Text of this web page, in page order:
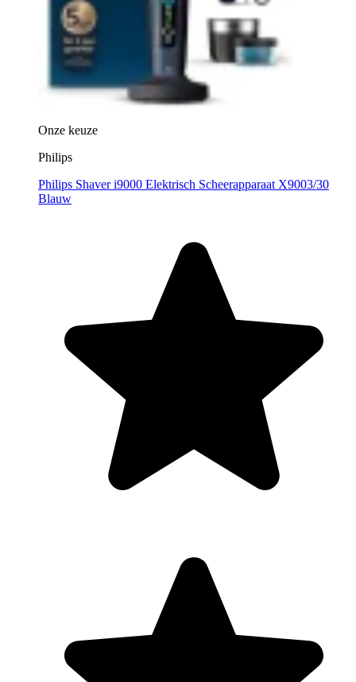
Onze keuze
Philips
Philips Shaver i9000 Elektrisch Scheerapparaat X9003/30
Blauw